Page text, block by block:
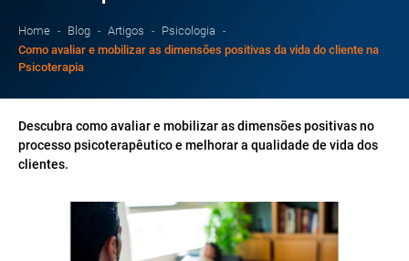
Home Blog Artigos
Psicologia
Como avaliar e mobilizar as dimensões positivas da vida do cliente na
Psicoterapia
Descubra como avaliar e mobilizar as dimensões positivas no
processo psicoterapêutico e melhorar a qualidade de vida dos
clientes.